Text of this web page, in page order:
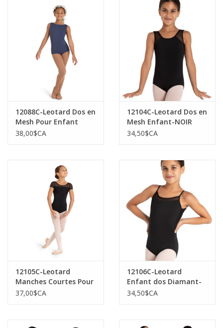
12088C-Leotard Dos en
Mesh Pour Enfant
38,00$CA
12104C-Leotard Dos en
Mesh Enfant-NOIR
34,50$CA
12105C-Leotard
Manches Courtes Pour
Enfant-NOIR
37,00$CA
12106C-Leotard
Enfant dos Diamant-
NOIR
34,50$CA